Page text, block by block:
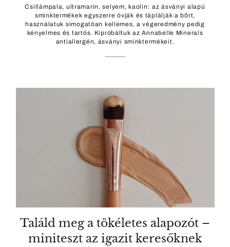
Csillámpala, ultramarin, selyem, kaolin: az ásványi alapú
sminktermékek egyszerre óvják és táplálják a bőrt,
használatuk simogatóan kellemes, a végeredmény pedig
kényelmes és tartós. Kipróbáltuk az Annabelle Minerals
antiallergén, ásványi sminktermékeit.
Találd meg a tökéletes alapozót –
miniteszt az igazit keresőknek